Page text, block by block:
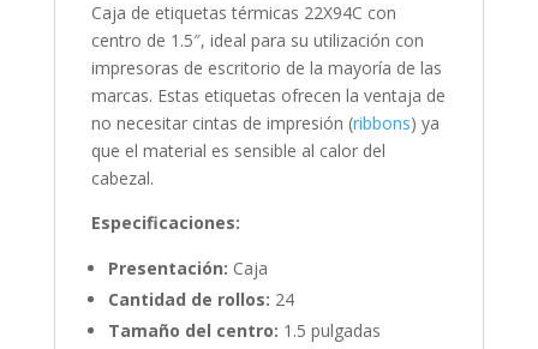
Caja de etiquetas térmicas 22X94C con
centro de 1.5″, ideal para su utilización con
impresoras de escritorio de la mayoría de las
marcas. Estas etiquetas ofrecen la ventaja de
no necesitar cintas de impresión (ribbons) ya
que el material es sensible al calor del
cabezal.
Especificaciones:
Presentación: Caja
Cantidad de rollos: 24
Tamaño del centro: 1.5 pulgadas